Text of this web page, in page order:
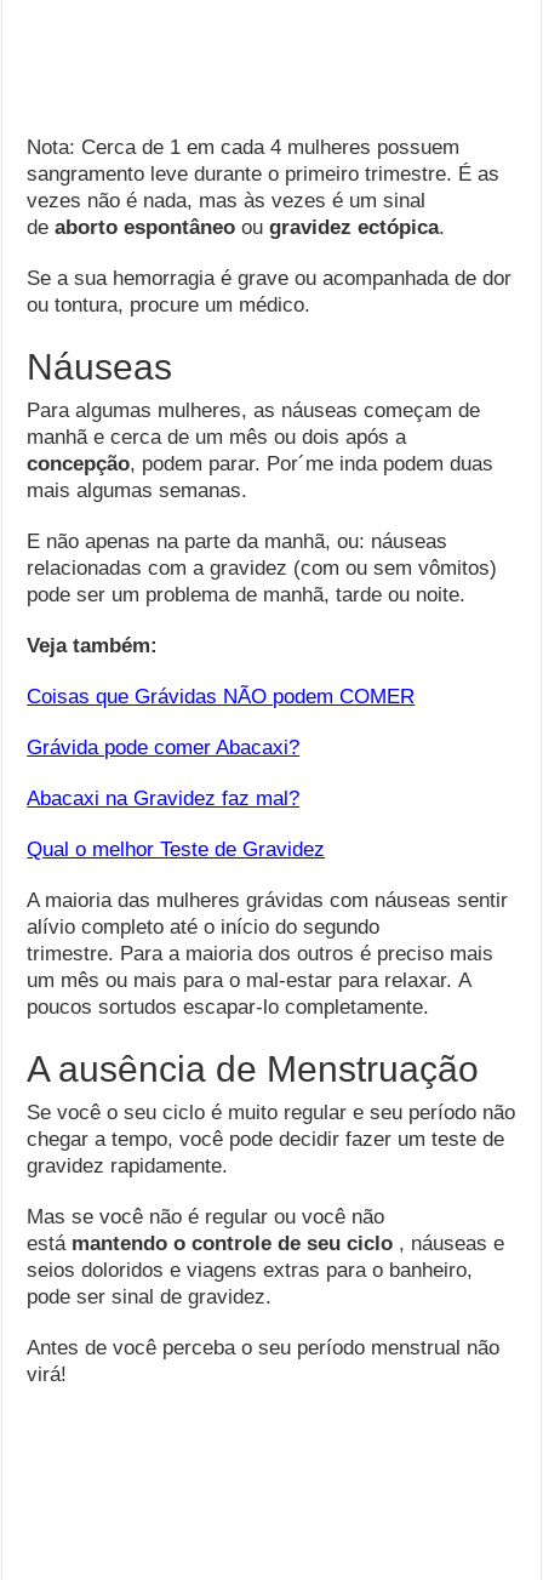
Nota: Cerca de 1 em cada 4 mulheres possuem
sangramento leve durante o primeiro trimestre. É as
vezes não é nada, mas às vezes é um sinal
deaborto espontâneo ougravidez ectópica.
Se a sua hemorragia é grave ou acompanhada de dor
ou tontura, procure um médico.
Náuseas
Para algumas mulheres, as náuseas começam de
manhã e cerca de um mês ou dois após a
concepção, podem parar. Por´me inda podem duas
mais algumas semanas.
E não apenas na parte da manhã, ou: náuseas
relacionadas com a gravidez (com ou sem vômitos)
pode ser um problema de manhã, tarde ou noite.
Veja também:
Coisas que Grávidas NÃO podem COMER
Grávida pode comer Abacaxi?
Abacaxi na Gravidez faz mal?
Qual o melhor Teste de Gravidez
A maioria das mulheres grávidas com náuseas sentir
alívio completo até o início do segundo
trimestre. Para a maioria dos outros é preciso mais
um mês ou mais para o mal-estar para relaxar. A
poucos sortudos escapar-lo completamente.
A ausência de Menstruação
Se você o seu ciclo é muito regular e seu período não
chegar a tempo, você pode decidir fazer um teste de
gravidez rapidamente.
Mas se você não é regular ou você não
está mantendo o controle de seu ciclo , náuseas e
seios doloridos e viagens extras para o banheiro,
pode ser sinal de gravidez.
Antes de você perceba o seu período menstrual não
virá!